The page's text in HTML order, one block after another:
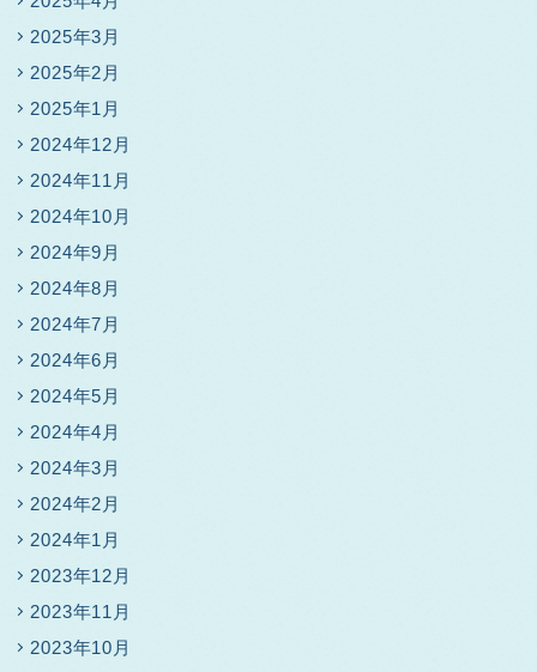
2025年3月
2025年2月
2025年1月
2024年12月
2024年11月
2024年10月
2024年9月
2024年8月
2024年7月
2024年6月
2024年5月
2024年4月
2024年3月
2024年2月
2024年1月
2023年12月
2023年11月
2023年10月